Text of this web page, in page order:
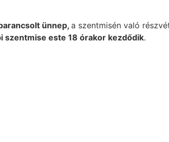
ünnep, a szentmisén való
szentmise este 18 órakor kezdődik.